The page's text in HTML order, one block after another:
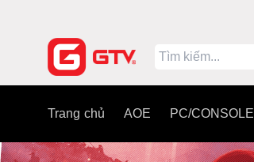
Trang chủ AOE PC/CONSOLE